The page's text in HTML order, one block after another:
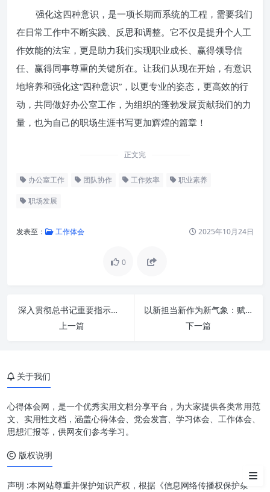
强化这四种意识，是一项长期而系统的工程，需要我们
在日常工作中不断实践、反思和调整。它不仅是提升个人工
作效能的法宝，更是助力我们实现职业成长、赢得领导信
任、赢得同事尊重的关键所在。让我们从现在开始，有意识
地培养和强化这“四种意识”，以更专业的姿态，更高效的行
动，共同做好办公室工作，为组织的蓬勃发展贡献我们的力
量，也为自己的职场生涯书写更加辉煌的篇章！
正文完
办公室工作 团队协作 工作效率 职业素养
职场发展
发表至： 工作体会 2025年10月24日
0
深入贯彻总书记重要指示精神，全面提升办公室工作新水平
上一篇
以新担当新作为新气象：赋能“三服务”高质量发展，开创利企便民新格局
下一篇
政治意识：锚定方向，坚守职责
的基石
看齐意识：对标先进，持续提升
的动力
关于我们
心得体会网，是一个优秀实用文档分享平台，为大家提供各类常用范
文、实用性文档，涵盖心得体会、党会发言、学习体会、工作体会、
思想汇报等，供网友们参考学习。
版权说明
声明 :本网站尊重并保护知识产权，根据《信息网络传播权保护条